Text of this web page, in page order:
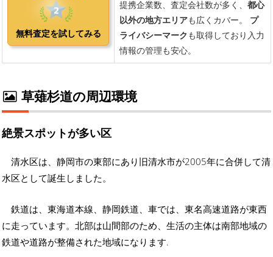
草薙杉道の周辺環境
絶景スポットが多い区
清水区は、静岡市の東部にあり旧清水市が2005年に合併して清
水区として誕生しました。
鉄道は、東海道本線、静岡鉄道、車では、東名高速道路が東西
に走っています。北部は山間部のため、生活の主体は南部地域の
鉄道や道路が整備された地域になります.